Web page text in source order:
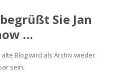
Sie Jan
…
alte Blog wird als Archiv wieder
sein.